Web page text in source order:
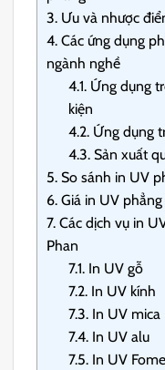
3. Ưu và nhược
4. Các ứng dụng
ngành nghề
4.1. Ứng dụng
kiện
4.2. Ứng dụng
4.3. Sản xuất
5. So sánh in UV
6. Giá in UV
7. Các dịch vụ in
Phan
7.1. In UV gỗ
7.2. In UV kính
7.3. In UV mica
7.4. In UV alu
7.5. In UV